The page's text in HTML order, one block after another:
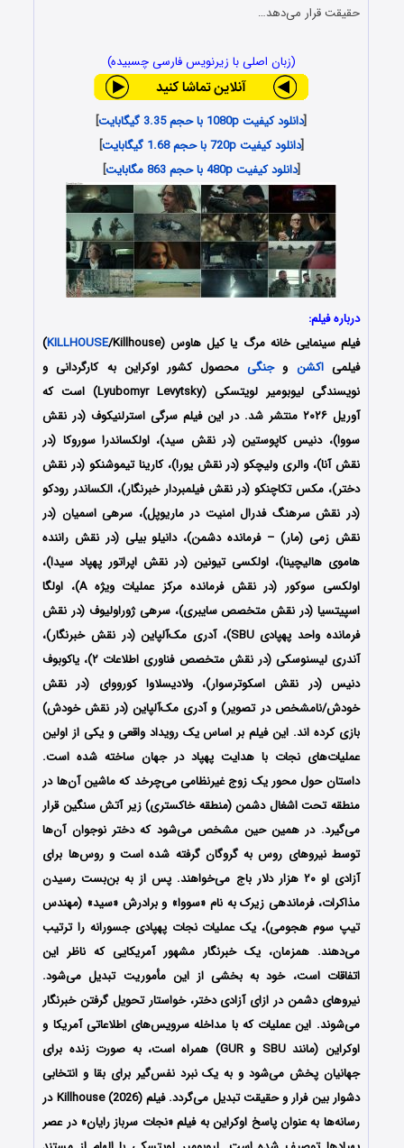
حقیقت قرار می‌دهد…
(زبان اصلی با زیرنویس فارسی چسبیده)
[دانلود کیفیت 1080p با حجم 3.35 گیگابایت
]
[دانلود کیفیت 720p با حجم 1.68 گیگابایت
]
[دانلود کیفیت 480p با حجم 863 مگابایت ]
درباره فیلم:
فیلم سینمایی خانه مرگ یا کیل هاوس (
KILLHOUSE
/Killhouse)
فیلمیاکشن وجنگیمحصول کشور اوکراین به کارگردانی و
نویسندگی لیوبومیر لویتسکی (Lyubomyr Levytsky) است که
آوریل ۲۰۲۶ منتشر شد. در این فیلم سرگی استرلنیکوف (در نقش
سووا)، دنیس کاپوستین (در نقش سید)، اولکساندرا سوروکا (در
نقش آنا)، والری ولیچکو (در نقش یورا)، کارینا تیموشنکو (در نقش
دختر)، مکس تکاچنکو (در نقش فیلمبردار خبرنگار)، الکساندر رودکو
(در نقش سرهنگ فدرال امنیت در ماریوپل)، سرهی اسمیان (در
نقش زمی (مار) – فرمانده دشمن)، دانیلو بیلی (در نقش راننده
هاموی هالیچینا)، اولکسی تیونین (در نقش اپراتور پهپاد سیدا)،
اولکسی سوکور (در نقش فرمانده مرکز عملیات ویژه A)، اولگا
اسپیتسیا (در نقش متخصص سایبری)، سرهی ژوراولیوف (در نقش
فرمانده واحد پهپادی SBU)، آدری مک‌آلپاین (در نقش خبرنگار)،
آندری لیسنوسکی (در نقش متخصص فناوری اطلاعات ۲)، یاکوبوف
دنیس (در نقش اسکوترسوار)، ولادیسلاوا کورووای (در نقش
خودش/نامشخص در تصویر) و آدری مک‌آلپاین (در نقش خودش)
بازی کرده اند. این فیلم بر اساس یک رویداد واقعی و یکی از اولین
عملیات‌های نجات با هدایت پهپاد در جهان ساخته شده است.
داستان حول محور یک زوج غیرنظامی می‌چرخد که ماشین آن‌ها در
منطقه تحت اشغال دشمن (منطقه خاکستری) زیر آتش سنگین قرار
می‌گیرد. در همین حین مشخص می‌شود که دختر نوجوان آن‌ها
توسط نیروهای روس به گروگان گرفته شده است و روس‌ها برای
آزادی او ۲۰ هزار دلار باج می‌خواهند. پس از به بن‌بست رسیدن
مذاکرات، فرماندهی زیرک به نام «سووا» و برادرش «سید» (مهندس
تیپ سوم هجومی)، یک عملیات نجات پهپادی جسورانه را ترتیب
می‌دهند. همزمان، یک خبرنگار مشهور آمریکایی که ناظر این
اتفاقات است، خود به بخشی از این مأموریت تبدیل می‌شود.
نیروهای دشمن در ازای آزادی دختر، خواستار تحویل گرفتن خبرنگار
می‌شوند. این عملیات که با مداخله سرویس‌های اطلاعاتی آمریکا و
اوکراین (مانند SBU و GUR) همراه است، به صورت زنده برای
جهانیان پخش می‌شود و به یک نبرد نفس‌گیر برای بقا و انتخابی
دشوار بین فرار و حقیقت تبدیل می‌گردد. فیلم Killhouse (2026) در
رسانه‌ها به عنوان پاسخ اوکراین به فیلم «نجات سرباز رایان» در عصر